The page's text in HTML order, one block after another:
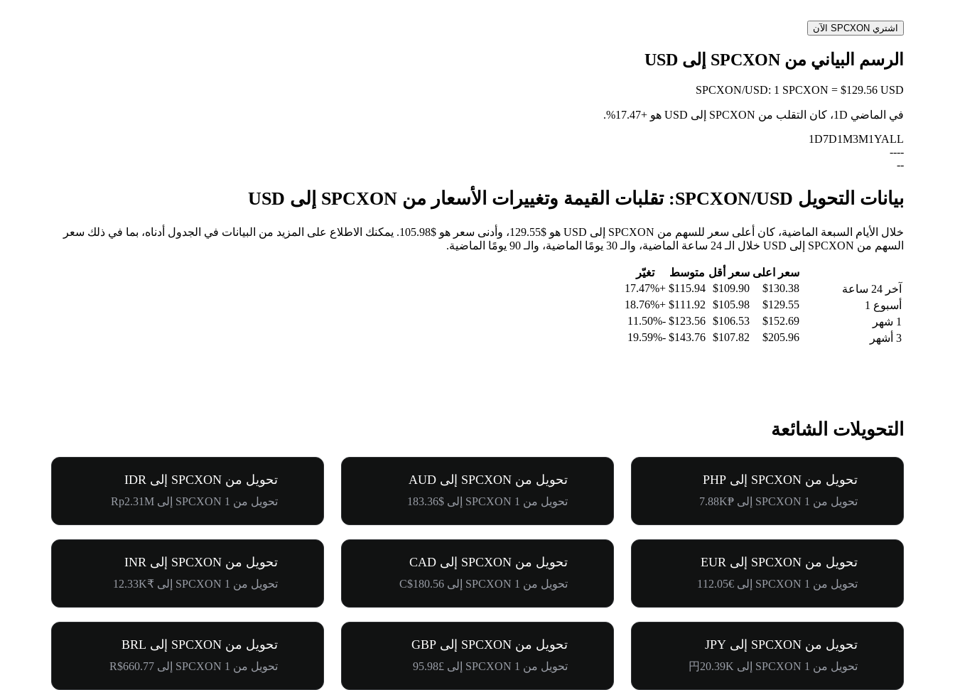
اشتري SPCXON الآن
الرسم البياني من SPCXON إلى USD
SPCXON/USD: 1 SPCXON = $129.56 USD
في الماضي 1D، كان التقلب من SPCXON إلى USD هو +17.47%
.
1D7D1M3M1YALL
--
--
--
بيانات التحويل SPCXON/USD: تقلبات القيمة وتغييرات الأسعار من SPCXON إلى USD
خلال الأيام السبعة الماضية، كان أعلى سعر للسهم من SPCXON إلى USD هو $129.55، وأدنى سعر هو $105.98. يمكنك الاطلاع على المزيد من البيانات في الجدول أدناه، بما في ذلك سعر
السهم من SPCXON إلى USD خلال الـ 24 ساعة الماضية، والـ 30 يومًا الماضية، والـ 90 يومًا الماضية.
سعر اعلى سعر أقل متوسط
تغيّر
آخر 24 ساعة
$130.38
$109.90
$115.94
+17.47%
أسبوع 1
$129.55
$105.98
$111.92
+18.76%
1 شهر
$152.69
$106.53
$123.56
-11.50%
3 أشهر
$205.96
$107.82
$143.76
-19.59%
التحويلات الشائعة
تحويل من SPCXON إلى PHP
تحويل من 1 SPCXON إلى ₱7.88K
تحويل من SPCXON إلى AUD
تحويل من 1 SPCXON إلى $183.36
تحويل من SPCXON إلى IDR
تحويل من 1 SPCXON إلى Rp2.31M
تحويل من SPCXON إلى EUR
تحويل من 1 SPCXON إلى €112.05
تحويل من SPCXON إلى CAD
تحويل من 1 SPCXON إلى C$180.56
تحويل من SPCXON إلى INR
تحويل من 1 SPCXON إلى ₹12.33K
تحويل من SPCXON إلى JPY
تحويل من 1 SPCXON إلى 円20.39K
تحويل من SPCXON إلى GBP
تحويل من 1 SPCXON إلى £95.98
تحويل من SPCXON إلى BRL
تحويل من 1 SPCXON إلى R$660.77